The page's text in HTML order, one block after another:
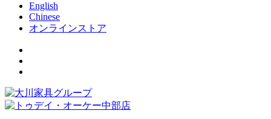
English
Chinese
オンラインストア